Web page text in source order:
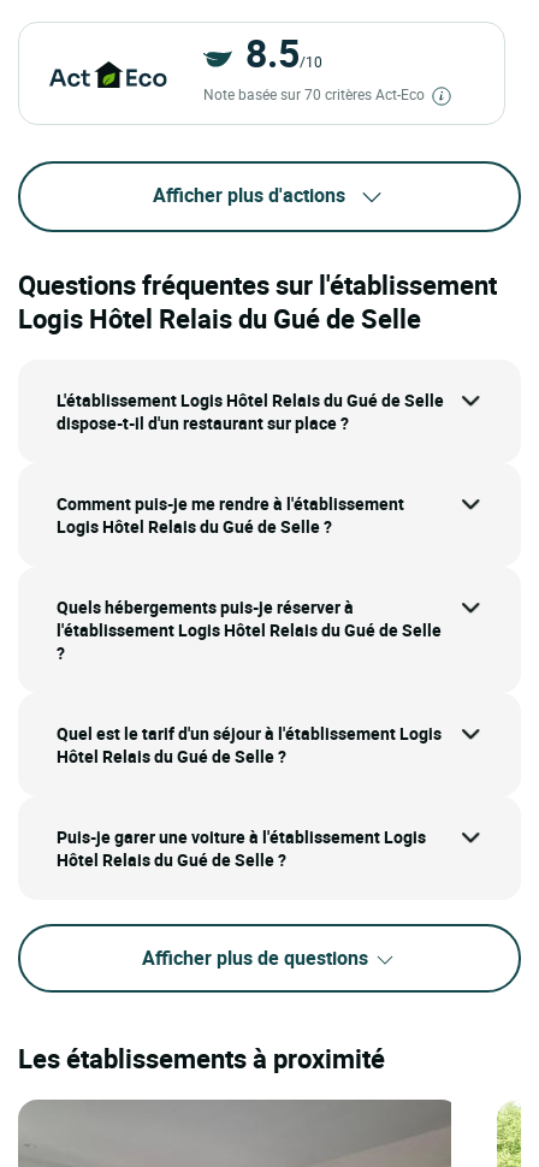
8.5/10
Note basée sur 70 critères Act-Eco
Afficher plus d'actions
Questions fréquentes sur l'établissement
Logis Hôtel Relais du Gué de Selle
L'établissement Logis Hôtel Relais du Gué de Selle
dispose-t-il d'un restaurant sur place ?
Comment puis-je me rendre à l'établissement
Logis Hôtel Relais du Gué de Selle ?
Quels hébergements puis-je réserver à
l'établissement Logis Hôtel Relais du Gué de Selle
?
Quel est le tarif d'un séjour à l'établissement Logis
Hôtel Relais du Gué de Selle ?
Puis-je garer une voiture à l'établissement Logis
Hôtel Relais du Gué de Selle ?
Afficher plus de questions
Les établissements à proximité